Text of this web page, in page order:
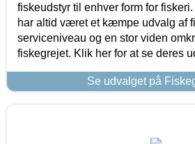
fiskeudstyr til enhver form for
har altid været et kæmpe udvalg af
serviceniveau og en stor viden
fiskegrejet. Klik her for at se deres
Se udvalget på